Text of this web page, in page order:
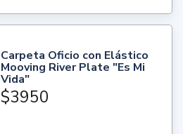
Carpeta Oficio con Elástico
Mooving River Plate "Es Mi
Vida"
$3950